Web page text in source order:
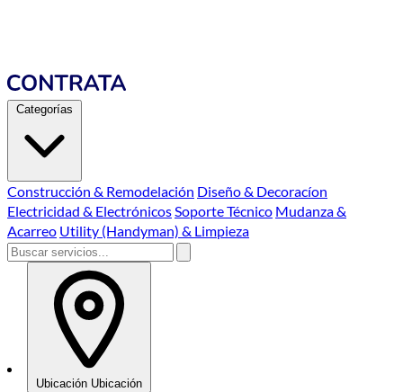
Categorías
Construcción & Remodelación Diseño & Decoracíon
Electricidad & ElectrónicosSoporte Técnico Mudanza &
Acarreo Utility (Handyman) & Limpieza
Ubicación Ubicación